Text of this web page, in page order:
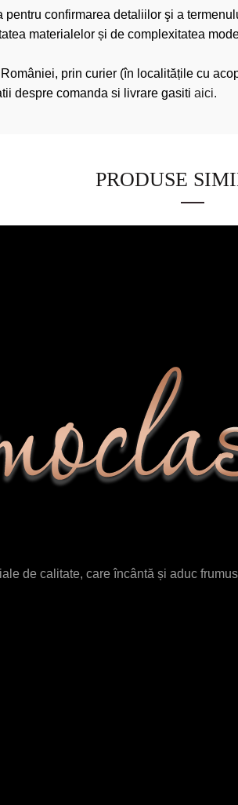
confirmarea detaliilor şi a
materialelor și de complexitatea
prin curier (în localitățile cu
despre comanda si livrare gasiti aici.
PRODUSE
de calitate, care încântă și aduc